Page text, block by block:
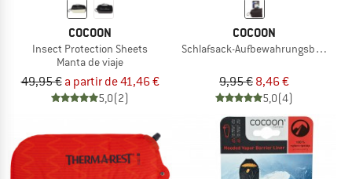
COCOON
Insect Protection Sheets
Manta de viaje
49,95 € a partir de 41,46 €
5,0(2)
COCOON
Schlafsack-Aufbewahrungsbeutel
9,95 € 8,46 €
5,0(4)